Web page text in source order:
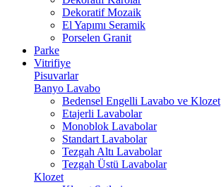
Dekoratif Mozaik
El Yapımı Seramik
Porselen Granit
Parke
Vitrifiye
Pisuvarlar
Banyo Lavabo
Bedensel Engelli Lavabo ve Klozet
Etajerli Lavabolar
Monoblok Lavabolar
Standart Lavabolar
Tezgah Altı Lavabolar
Tezgah Üstü Lavabolar
Klozet